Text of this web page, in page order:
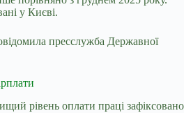
у Києві.
пресслужба Державної
рівень оплати праці зафіксовано